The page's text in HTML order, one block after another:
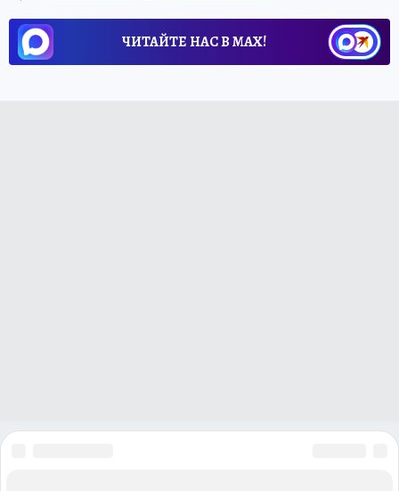
ЧИТАЙТЕ НАС В МАХ!